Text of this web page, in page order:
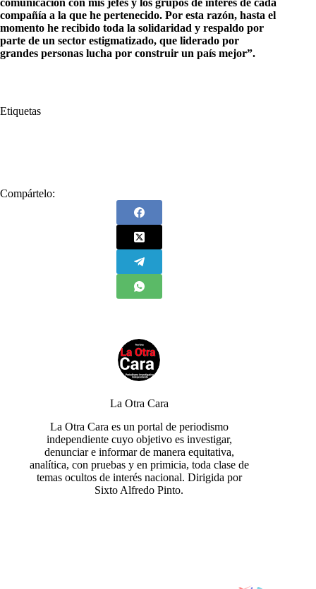
comunicación con mis jefes y los grupos de interés de cada
compañía a la que he pertenecido. Por esta razón, hasta el
momento he recibido toda la solidaridad y respaldo por
parte de un sector estigmatizado, que liderado por
grandes personas lucha por construir un país mejor”.
Etiquetas
Compártelo:
La Otra Cara
La Otra Cara es un portal de periodismo
independiente cuyo objetivo es investigar,
denunciar e informar de manera equitativa,
analítica, con pruebas y en primicia, toda clase de
temas ocultos de interés nacional. Dirigida por
Sixto Alfredo Pinto.